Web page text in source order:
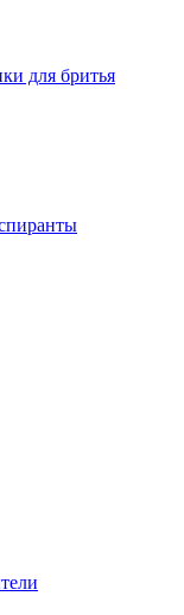
для бритья